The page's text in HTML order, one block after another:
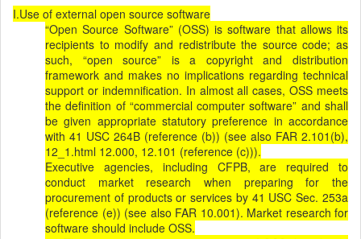
I.Use of external open source software
“Open Source Software” (OSS) is software that allows its
recipients to modify and redistribute the source code; as
such, “open source” is a copyright and distribution
framework and makes no implications regarding technical
support or indemnification. In almost all cases, OSS meets
the definition of “commercial computer software” and shall
be given appropriate statutory preference in accordance
with 41 USC 264B (reference (b)) (see also FAR 2.101(b),
12_1.html 12.000, 12.101 (reference (c))).
Executive agencies, including CFPB, are required to
conduct market research when preparing for the
procurement of products or services by 41 USC Sec. 253a
(reference (e)) (see also FAR 10.001). Market research for
software should include OSS.